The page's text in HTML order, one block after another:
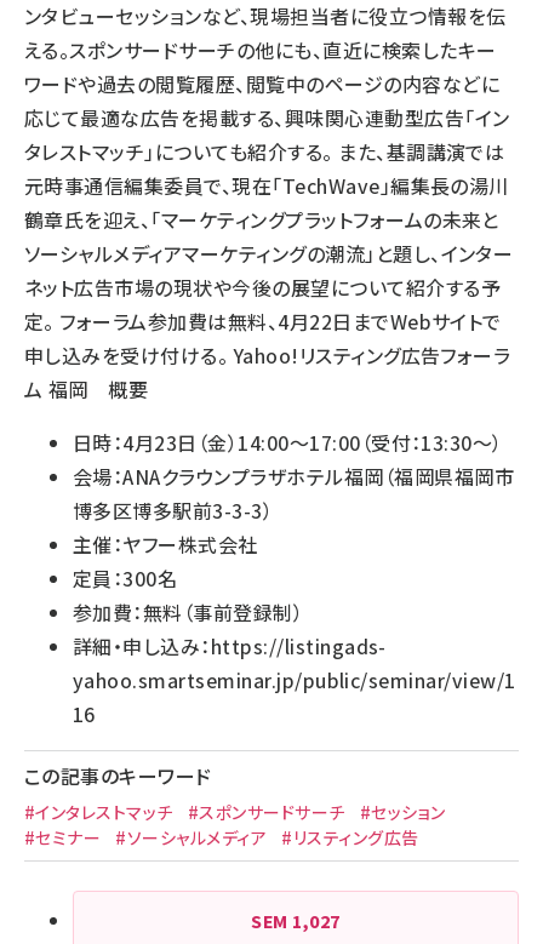
ンタビューセッションなど、現場担当者に役立つ情報を伝
える。スポンサードサーチの他にも、直近に検索したキー
ワードや過去の閲覧履歴、閲覧中のページの内容などに
応じて最適な広告を掲載する、興味関心連動型広告「イン
タレストマッチ」についても紹介する。 また、基調講演では
元時事通信編集委員で、現在「TechWave」編集長の湯川
鶴章氏を迎え、「マーケティングプラットフォームの未来と
ソーシャルメディアマーケティングの潮流」と題し、インター
ネット広告市場の現状や今後の展望について紹介する予
定。 フォーラム参加費は無料、4月22日までWebサイトで
申し込みを受け付ける。 Yahoo!リスティング広告フォーラ
ム 福岡 概要
日時：4月23日（金）14:00～17:00（受付：13:30～）
会場：ANAクラウンプラザホテル福岡（福岡県福岡市
博多区博多駅前3-3-3）
主催：ヤフー株式会社
定員：300名
参加費：無料（事前登録制）
詳細・申し込み：https://listingads-
yahoo.smartseminar.jp/public/seminar/view/1
16
この記事のキーワード
#インタレストマッチ #スポンサードサーチ
#セッション
#セミナー
#ソーシャルメディア #リスティング広告
SEM 1,027